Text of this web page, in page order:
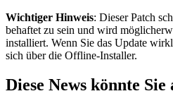
Wichtiger Hinweis: Dieser Patch
behaftet zu sein und wird
installiert. Wenn Sie das Update
sich über die Offline-Installer.
Diese News könnte